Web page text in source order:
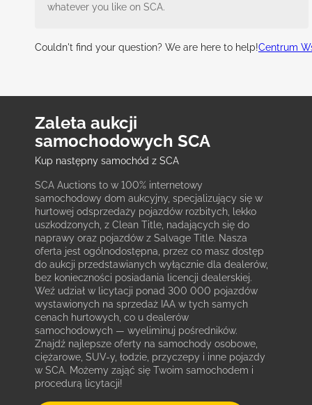
whatever you like on SCA.
Couldn't find your question? We are here to help!Centrum
Zaleta aukcji
samochodowych SCA
Kup następny samochód z SCA
SCA Auctions to w 100% internetowy
samochodowy dom aukcyjny, specjalizujący się w
hurtowej odsprzedaży pojazdów rozbitych, lekko
uszkodzonych, z Clean Title, nadających się do
naprawy oraz pojazdów z Salvage Title. Nasza
oferta jest ogólnodostępna, przez co masz dostęp
do aukcji przedstawianych wyłącznie dla dealerów,
bez konieczności posiadania licencji dealerskiej.
Weź udział w licytacji ponad 300 000 pojazdów
wystawionych na sprzedaż IAA w tych samych
cenach hurtowych, co u dealerów
samochodowych — wyeliminuj pośredników.
Znajdź najlepsze oferty na samochody osobowe,
ciężarowe, SUV-y, łodzie, przyczepy i inne pojazdy
w SCA. Możemy zająć się Twoim samochodem i
procedurą licytacji!